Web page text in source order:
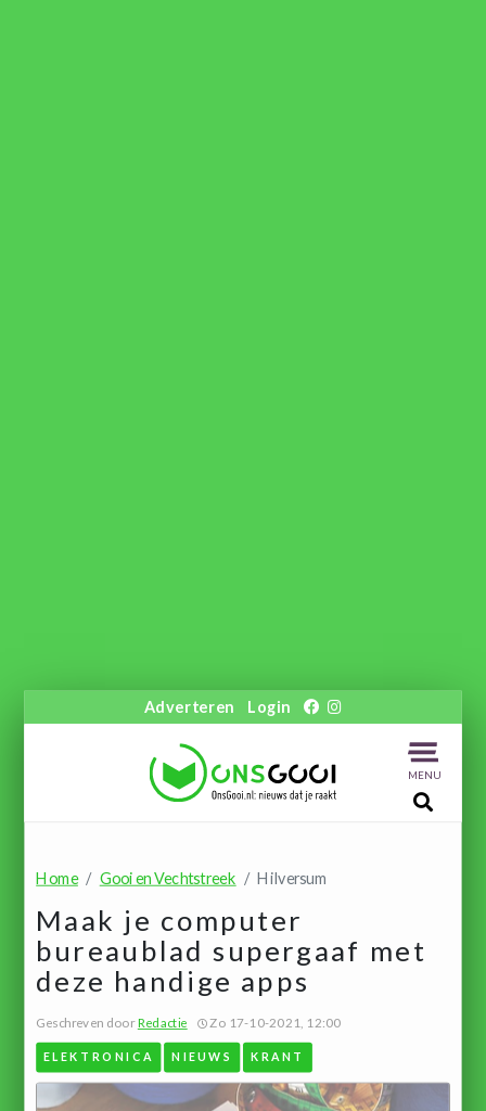
Adverteren Login
MENU
Home Gooi en Vechtstreek Hilversum
Maak je computer
bureaublad supergaaf met
deze handige apps
Geschreven doorRedactie Zo 17-10-2021, 12:00
ELEKTRONICA NIEUWS KRANT